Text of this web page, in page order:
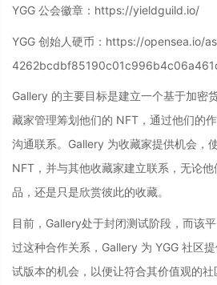
YGG 公会徽章：https://yieldguild.io/
YGG 创始人硬币：https://opensea.io/
Gallery 的主要目标是建立一个基于加密
藏家管理筹划他们的 NFT，通过他们的
沟通联系。Gallery 为收藏家提供机会，
NFT，并与其他收藏家建立联系，无论
品，还是只是欣赏彼此的收藏。
目前，Gallery处于封闭测试阶段，而该
过这种合作关系，Gallery 为 YGG 社区
试版本的机会，以便让符合其价值观的社